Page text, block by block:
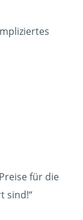
für die
sind!“